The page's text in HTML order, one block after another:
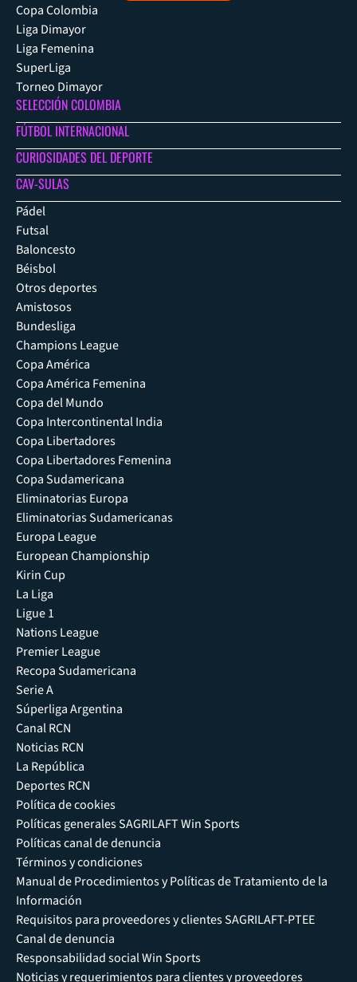
Copa Colombia
Liga Dimayor
Liga Femenina
SuperLiga
Torneo Dimayor
SELECCIÓN COLOMBIA
FÚTBOL INTERNACIONAL
CURIOSIDADES DEL DEPORTE
CAV-SULAS
Pádel
Futsal
Baloncesto
Béisbol
Otros deportes
Amistosos
Bundesliga
Champions League
Copa América
Copa América Femenina
Copa del Mundo
Copa Intercontinental India
Copa Libertadores
Copa Libertadores Femenina
Copa Sudamericana
Eliminatorias Europa
Eliminatorias Sudamericanas
Europa League
European Championship
Kirin Cup
La Liga
Ligue 1
Nations League
Premier League
Recopa Sudamericana
Serie A
Súperliga Argentina
Canal RCN
Noticias RCN
La República
Deportes RCN
Política de cookies
Políticas generales SAGRILAFT Win Sports
Políticas canal de denuncia
Términos y condiciones
Manual de Procedimientos y Políticas de Tratamiento de la
Información
Requisitos para proveedores y clientes SAGRILAFT-PTEE
Canal de denuncia
Responsabilidad social Win Sports
Noticias y requerimientos para clientes y proveedores